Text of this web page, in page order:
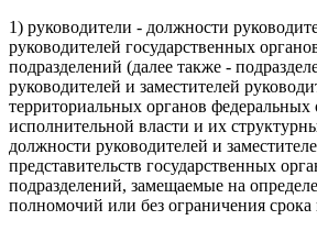
1) руководители - должности
руководителей государственных
подразделений (далее также -
руководителей и заместителей
территориальных органов федеральных
исполнительной власти и их
должности руководителей и
представительств государственных
подразделений, замещаемые на
полномочий или без ограничения